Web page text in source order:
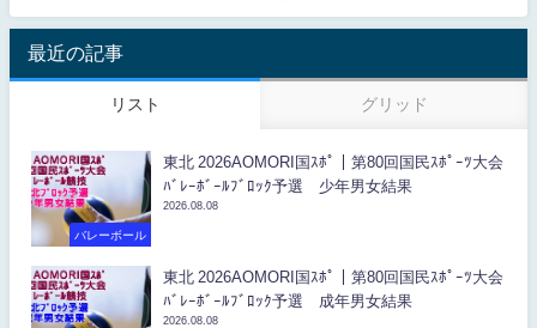
最近の記事
リスト グリッド
バレーボール
東北 2026AOMORI国ｽﾎﾟ｜第80回国民ｽﾎﾟｰﾂ大会
ﾊﾞﾚｰﾎﾞｰﾙﾌﾞﾛｯｸ予選 少年男女結果
2026.08.08
東北 2026AOMORI国ｽﾎﾟ｜第80回国民ｽﾎﾟｰﾂ大会
ﾊﾞﾚｰﾎﾞｰﾙﾌﾞﾛｯｸ予選 成年男女結果
2026.08.08